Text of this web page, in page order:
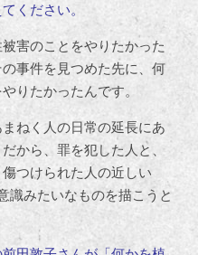
ください。
害のことをやりたかった
事件を見つめた先に、何
りたかったんです。
ねく人の日常の延長にあ
から、罪を犯した人と、
つけられた人の近しい
識みたいなものを描こうと